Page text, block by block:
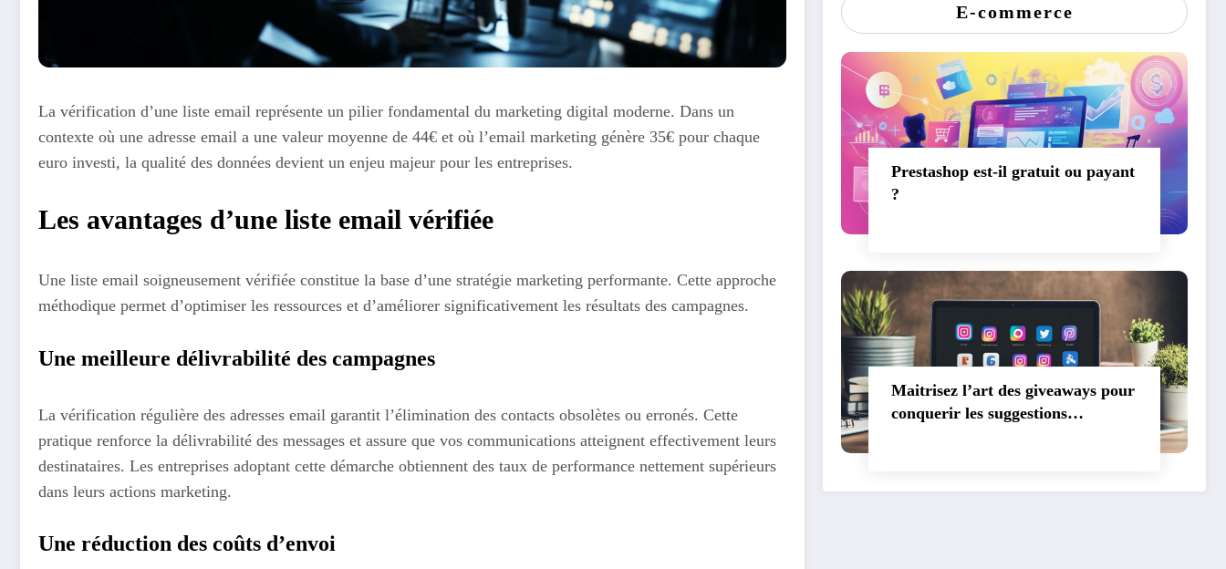
La vérification d’une liste email représente un pilier fondamental du marketing digital moderne. Dans un
contexte où une adresse email a une valeur moyenne de 44€ et où l’email marketing génère 35€ pour chaque
euro investi, la qualité des données devient un enjeu majeur pour les entreprises.
Les avantages d’une liste email vérifiée
Une liste email soigneusement vérifiée constitue la base d’une stratégie marketing performante. Cette approche
méthodique permet d’optimiser les ressources et d’améliorer significativement les résultats des campagnes.
Une meilleure délivrabilité des campagnes
La vérification régulière des adresses email garantit l’élimination des contacts obsolètes ou erronés. Cette
pratique renforce la délivrabilité des messages et assure que vos communications atteignent effectivement leurs
destinataires. Les entreprises adoptant cette démarche obtiennent des taux de performance nettement supérieurs
dans leurs actions marketing.
Une réduction des coûts d’envoi
E-commerce
Prestashop est-il gratuit ou payant
?
Maitrisez l’art des giveaways pour
conquerir les suggestions